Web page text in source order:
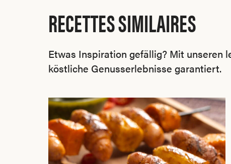
RECETTES SIMILAIRES
Etwas Inspiration gefällig? Mit unseren
köstliche Genusserlebnisse garantiert.